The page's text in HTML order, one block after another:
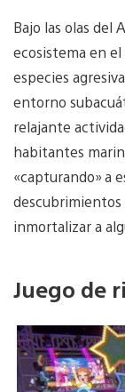
Bajo las olas del
ecosistema en
especies
entorno
relajante
habitantes
«capturando» a
descubrimientos
inmortalizar a
Juego de